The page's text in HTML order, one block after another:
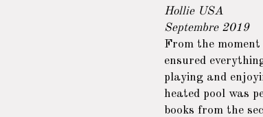
Hollie USA
Septembre 2019
From the
ensured
playing and
heated pool was
books from the